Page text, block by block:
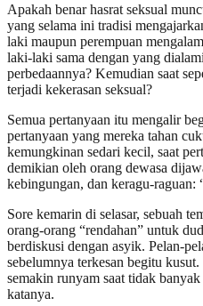
Apakah benar hasrat seksual
yang selama ini tradisi
laki maupun perempuan
laki-laki sama dengan yang
perbedaannya? Kemudian saat
terjadi kekerasan seksual?
Semua pertanyaan itu mengalir
pertanyaan yang mereka tahan
kemungkinan sedari kecil, saat
demikian oleh orang dewasa
kebingungan, dan keragu-raguan:
Sore kemarin di selasar, sebuah
orang-orang “rendahan” untuk
berdiskusi dengan asyik. Pelan-
sebelumnya terkesan begitu
semakin runyam saat tidak
katanya.